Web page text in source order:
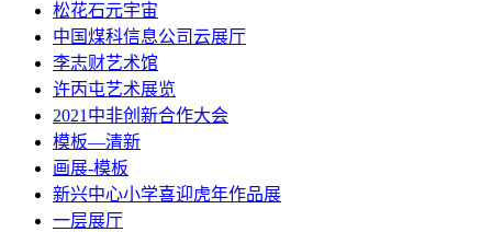
松花石元宇宙
中国煤科信息公司云展厅
李志财艺术馆
许丙屯艺术展览
2021中非创新合作大会
模板—清新
画展-模板
新兴中心小学喜迎虎年作品展
一层展厅